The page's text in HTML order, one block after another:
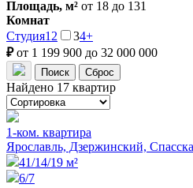
Площадь, м² от 18 до 131
Комнат
Студия1 2 34+
₽ от 1 199 900 до 32 000 000
Найдено 17 квартир
1-ком. квартира
Ярославль, Дзержинский,
41/14/19 м²
6/7